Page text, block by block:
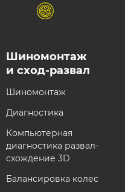
Шиномонтаж
и сход-развал​
Шиномонтаж
Диагностика
Компьютерная
диагностика развал-
схождение 3D
Балансировка колес